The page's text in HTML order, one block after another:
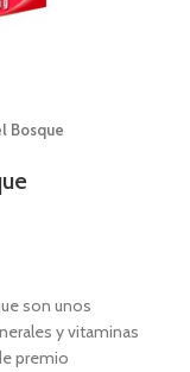
Bosque
son unos
y vitaminas
premio